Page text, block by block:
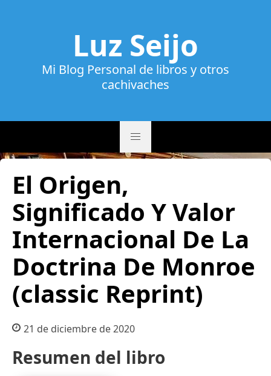
Luz Seijo
Mi Blog Personal de libros y otros
cachivaches
El Origen,
Significado Y Valor
Internacional De La
Doctrina De Monroe
(classic Reprint)
21 de diciembre de 2020
Resumen del libro